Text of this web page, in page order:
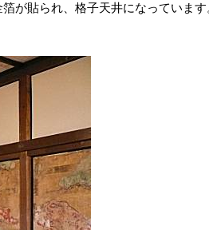
が貼られ、格子天井になっていま